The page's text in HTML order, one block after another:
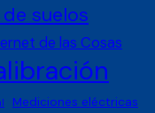
suelos
de las Cosas
Mediciones eléctricas